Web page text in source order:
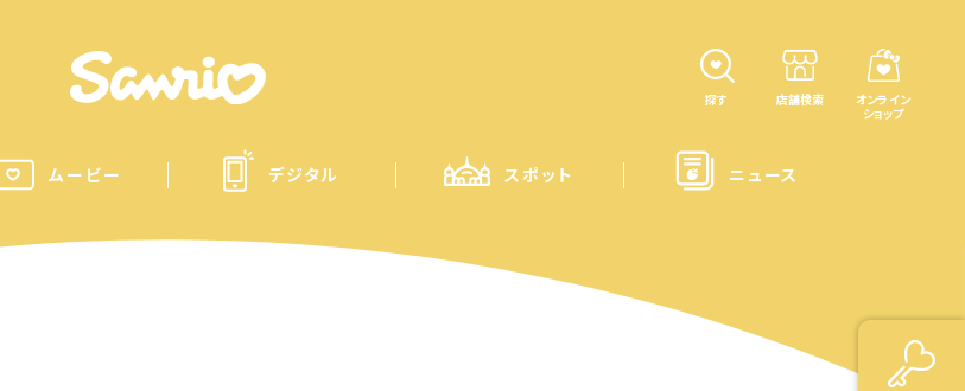
探す 店舗検索
オンライン
ショップ
ムービー デジタル スポット ニュース